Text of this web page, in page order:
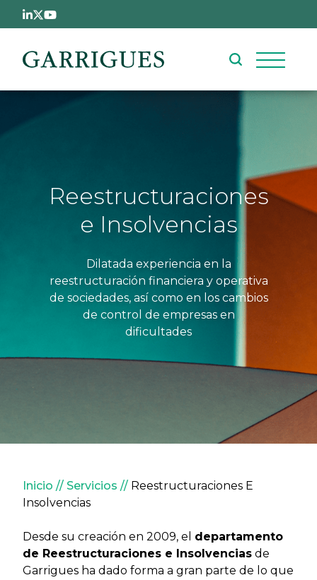
Pasar al contenido principal
Reestructuraciones
e Insolvencias
Dilatada experiencia en la
reestructuración financiera y operativa
de sociedades, así como en los cambios
de control de empresas en
dificultades
Sobrescribir enlaces de
Inicio Servicios
Reestructuraciones E
Insolvencias
Desde su creación en 2009, el departamento
de Reestructuraciones e Insolvencias de
Garrigues ha dado forma a gran parte de lo que